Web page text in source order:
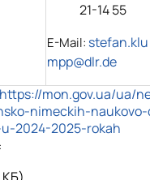
21-14 55
E-Mail: stefan.klu
mpp@dlr.de
https://mon.gov.ua/ua/
nimeckih-
2024-2025-rokah